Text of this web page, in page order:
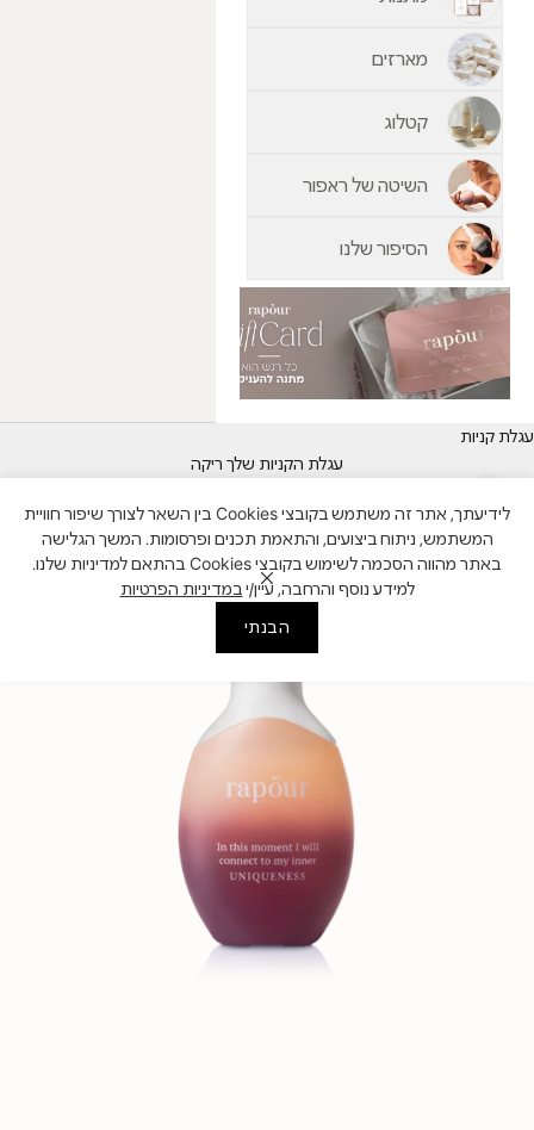
מארזים
קטלוג
השיטה של ראפור
הסיפור שלנו
עגלת קניות
עגלת הקניות שלך ריקה
לידיעתך, אתר זה משתמש בקובצי Cookies בין השאר לצורך שיפור חוויית
המשתמש, ניתוח ביצועים, והתאמת תכנים ופרסומות. המשך הגלישה
באתר מהווה הסכמה לשימוש בקובצי Cookies בהתאם למדיניות שלנו.
למידע נוסף והרחבה, עיין/יבמדיניות הפרטיות
הבנתי
תקריב